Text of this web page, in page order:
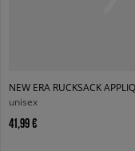
unisex
41,99 €